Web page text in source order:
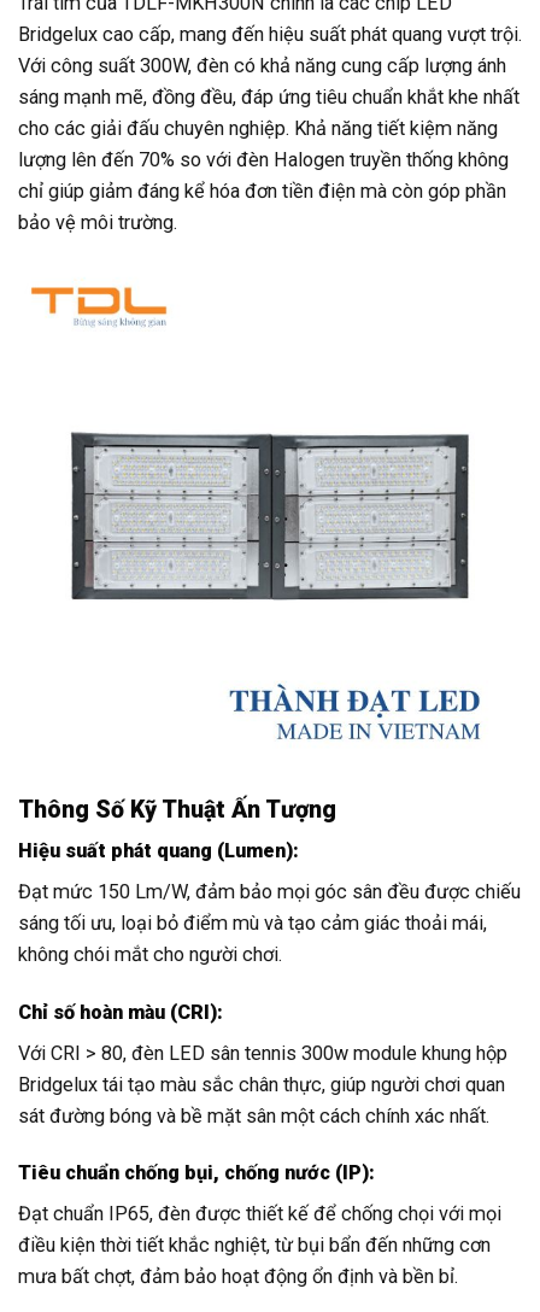
Bridgelux cao cấp, mang đến hiệu suất phát quang vượt trội.
Với công suất 300W, đèn có khả năng cung cấp lượng ánh
sáng mạnh mẽ, đồng đều, đáp ứng tiêu chuẩn khắt khe nhất
cho các giải đấu chuyên nghiệp. Khả năng tiết kiệm năng
lượng lên đến 70% so với đèn Halogen truyền thống không
chỉ giúp giảm đáng kể hóa đơn tiền điện mà còn góp phần
bảo vệ môi trường.
Thông Số Kỹ Thuật Ấn Tượng
Hiệu suất phát quang (Lumen):
Đạt mức 150 Lm/W, đảm bảo mọi góc sân đều được chiếu
sáng tối ưu, loại bỏ điểm mù và tạo cảm giác thoải mái,
không chói mắt cho người chơi.
Chỉ số hoàn màu (CRI):
Với CRI > 80, đèn LED sân tennis 300w module khung hộp
Bridgelux tái tạo màu sắc chân thực, giúp người chơi quan
sát đường bóng và bề mặt sân một cách chính xác nhất.
Tiêu chuẩn chống bụi, chống nước (IP):
Đạt chuẩn IP65, đèn được thiết kế để chống chọi với mọi
điều kiện thời tiết khắc nghiệt, từ bụi bẩn đến những cơn
mưa bất chợt, đảm bảo hoạt động ổn định và bền bỉ.